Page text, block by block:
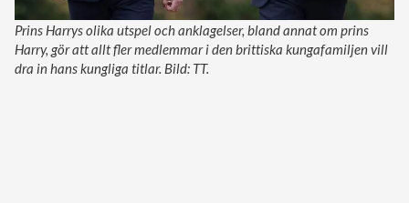
Prins Harrys olika utspel och anklagelser, bland annat om prins
Harry, gör att allt fler medlemmar i den brittiska kungafamiljen vill
dra in hans kungliga titlar. Bild: TT.